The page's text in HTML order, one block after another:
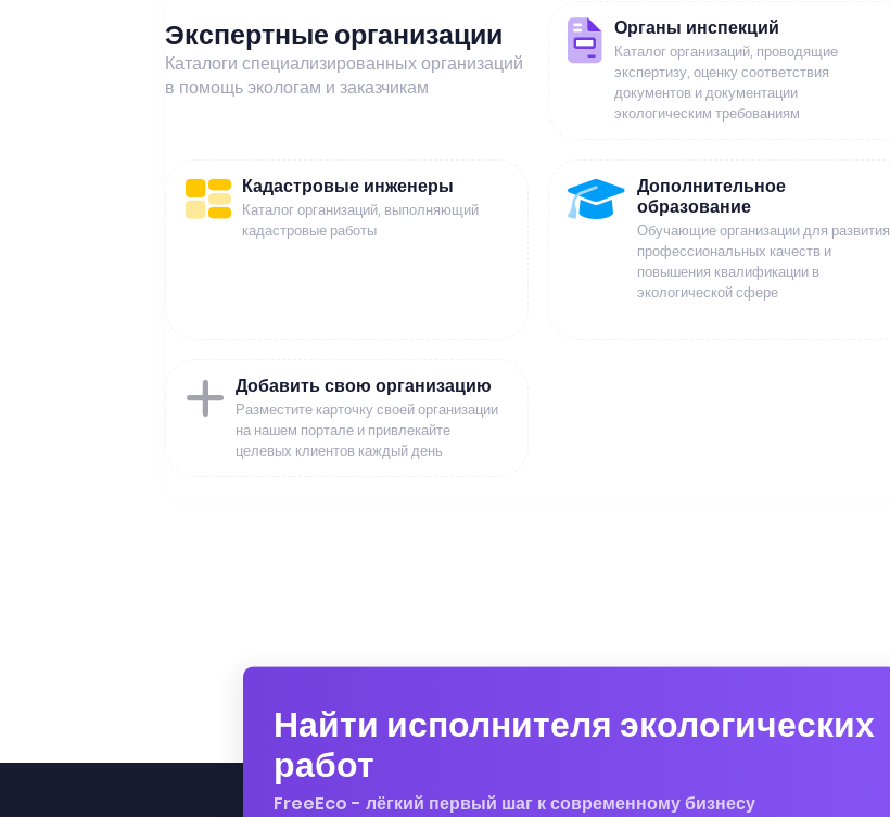
Экспертные организации
Каталоги специализированных организаций
в помощь экологам и заказчикам
Органы инспекций
Каталог организаций, проводящие
экспертизу, оценку соответствия
документов и документации
экологическим требованиям
Кадастровые инженеры
Каталог организаций, выполняющий
кадастровые работы
Дополнительное
образование
Обучающие организации для развития
профессиональных качеств и
повышения квалификации в
экологической сфере
Добавить свою организацию
Разместите карточку своей организации
на нашем портале и привлекайте
целевых клиентов каждый день
Найти исполнителя экологических
работ
FreeEco - лёгкий первый шаг к современному бизнесу